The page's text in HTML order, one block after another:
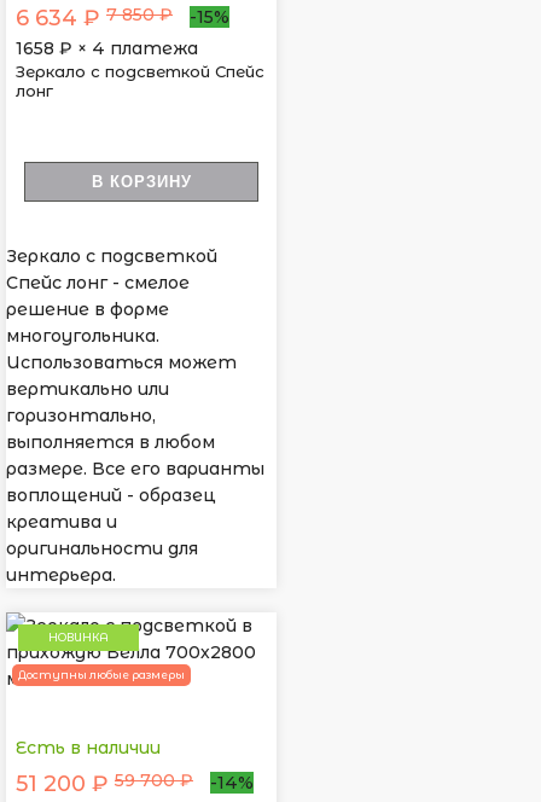
6 634 ₽ 7 850 ₽
-15%
1658 ₽ × 4 платежа
Зеркало с подсветкой Спейс
лонг
В КОРЗИНУ
Зеркало с подсветкой
Спейс лонг - смелое
решение в форме
многоугольника.
Использоваться может
вертикально или
горизонтально,
выполняется в любом
размере. Все его варианты
воплощений - образец
креатива и
оригинальности для
интерьера.
НОВИНКА
Доступны любые размеры
Есть в наличии
51 200 ₽ 59 700 ₽
-14%